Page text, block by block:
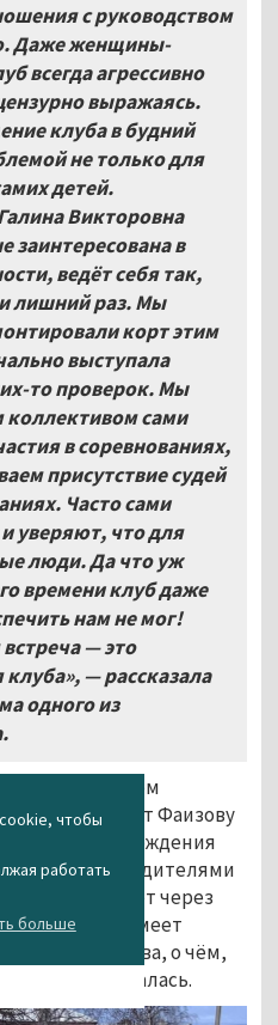
чтобы
работать
больше
с руководством
Даже женщины-
всегда агрессивно
выражаясь.
клуба в будний
не только для
детей.
Викторовна
заинтересована в
ведёт себя так,
лишний раз. Мы
корт этим
выступала
то проверок. Мы
сами
в соревнованиях,
присутствие судей
Часто сами
и уверяют, что для
люди. Да что уж
времени клуб даже
нам не мог!
— это
— рассказала
одного из
под предлогом
запрещает Фаизову
годов рождения
в неделю. С родителями
контактирует через
и вообще не имеет
коллектива, о чём,
раз высказывалась.